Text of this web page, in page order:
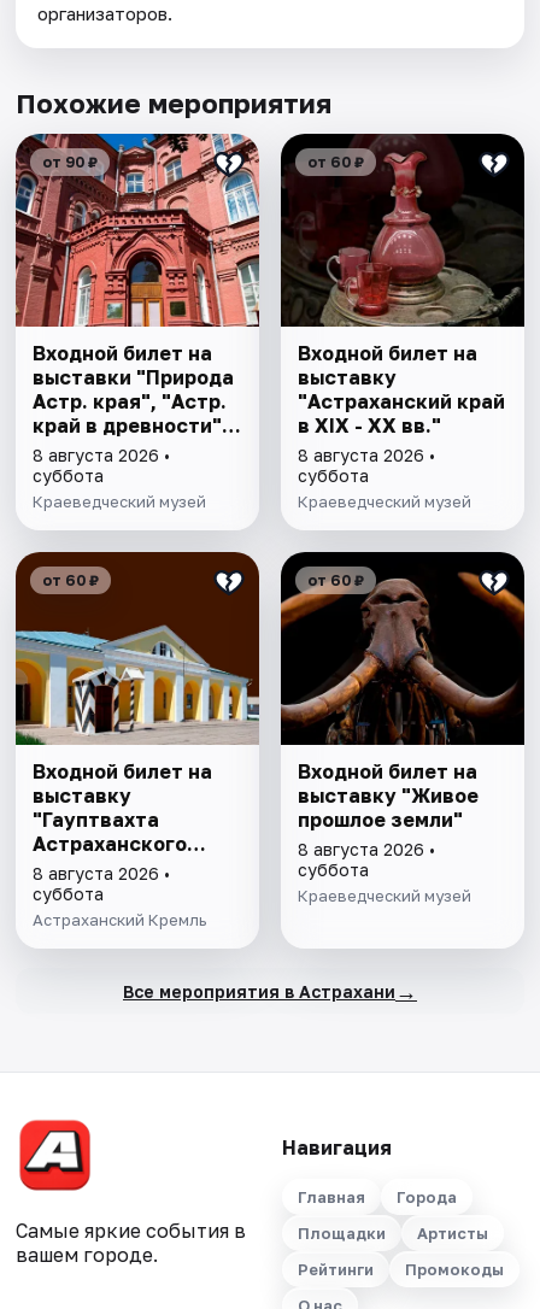
организаторов.
Похожие мероприятия
от 90 ₽
Входной билет на
выставки "Природа
Астр. края", "Астр.
край в древности",
"Заселение Астр.
края"
8 августа 2026 •
суббота
Краеведческий музей
от 60 ₽
Входной билет на
выставку
"Астраханский край
в XIX - XX вв."
8 августа 2026 •
суббота
Краеведческий музей
от 60 ₽
Входной билет на
выставку
"Гауптвахта
Астраханского
гарнизона. XIX в."
8 августа 2026 •
суббота
Астраханский Кремль
от 60 ₽
Входной билет на
выставку "Живое
прошлое земли"
8 августа 2026 •
суббота
Краеведческий музей
Все мероприятия в Астрахани →
Самые яркие события в
вашем городе.
Навигация
Главная
Города
Площадки
Артисты
Рейтинги
Промокоды